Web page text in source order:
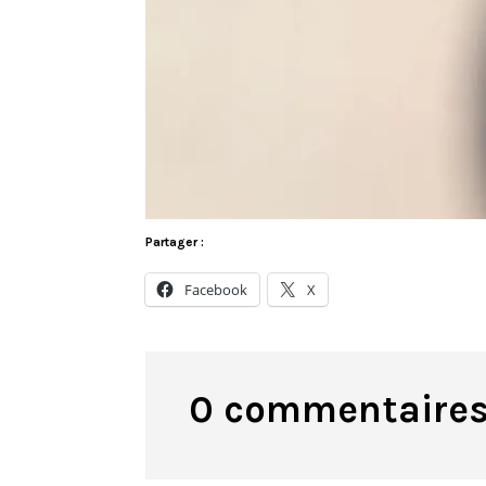
Partager :
Facebook X
0